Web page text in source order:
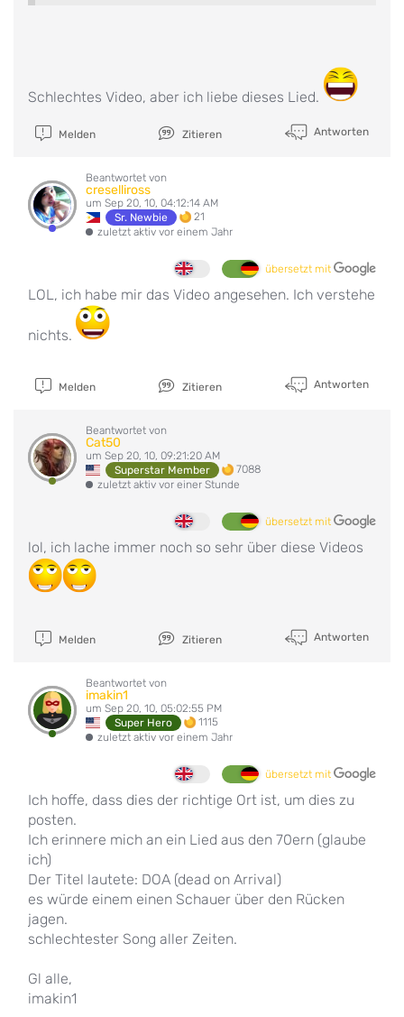
Schlechtes Video, aber ich liebe dieses Lied.
Melden Zitieren Antworten
Beantwortet von
creselliross
um Sep 20, 10, 04:12:14 AM
Sr. Newbie
21
zuletzt aktiv vor einem Jahr
übersetzt mit
LOL, ich habe mir das Video angesehen. Ich verstehe
nichts.
Melden Zitieren Antworten
Beantwortet von
Cat50
um Sep 20, 10, 09:21:20 AM
Superstar Member
7088
zuletzt aktiv vor einer Stunde
übersetzt mit
lol, ich lache immer noch so sehr über diese Videos
Melden Zitieren Antworten
Beantwortet von
imakin1
um Sep 20, 10, 05:02:55 PM
Super Hero
1115
zuletzt aktiv vor einem Jahr
übersetzt mit
Ich hoffe, dass dies der richtige Ort ist, um dies zu
posten.
Ich erinnere mich an ein Lied aus den 70ern (glaube
ich)
Der Titel lautete: DOA (dead on Arrival)
es würde einem einen Schauer über den Rücken
jagen.
schlechtester Song aller Zeiten.
Gl alle,
imakin1